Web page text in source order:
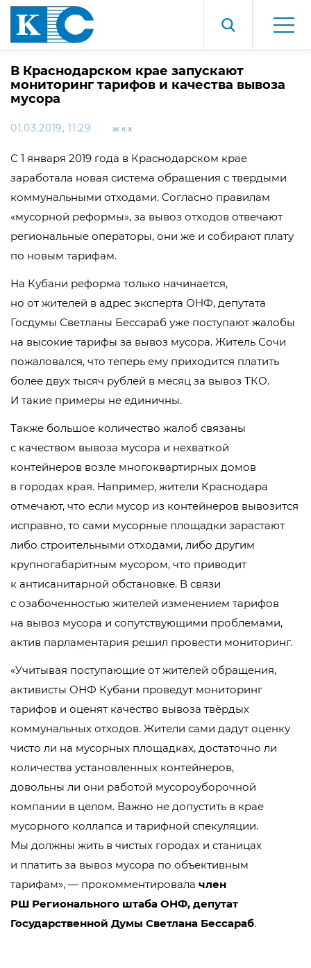
В Краснодарском крае запускают
мониторинг тарифов и качества вывоза
мусора
01.03.2019, 11:29 ЖКХ
С 1 января 2019 года в Краснодарском крае
заработала новая система обращения с твердыми
коммунальными отходами. Согласно правилам
«мусорной реформы», за вывоз отходов отвечают
региональные операторы, они же и собирают плату
по новым тарифам.
На Кубани реформа только начинается,
но от жителей в адрес эксперта ОНФ, депутата
Госдумы Светланы Бессараб уже поступают жалобы
на высокие тарифы за вывоз мусора. Житель Сочи
пожаловался, что теперь ему приходится платить
более двух тысяч рублей в месяц за вывоз ТКО.
И такие примеры не единичны.
Также большое количество жалоб связаны
с качеством вывоза мусора и нехваткой
контейнеров возле многоквартирных домов
в городах края. Например, жители Краснодара
отмечают, что если мусор из контейнеров вывозится
исправно, то сами мусорные площадки зарастают
либо строительными отходами, либо другим
крупногабаритным мусором, что приводит
к антисанитарной обстановке. В связи
с озабоченностью жителей изменением тарифов
на вывоз мусора и сопутствующими проблемами,
актив парламентария решил провести мониторинг.
«Учитывая поступающие от жителей обращения,
активисты ОНФ Кубани проведут мониторинг
тарифов и оценят качество вывоза твёрдых
коммунальных отходов. Жители сами дадут оценку
чисто ли на мусорных площадках, достаточно ли
количества установленных контейнеров,
довольны ли они работой мусороуборочной
компании в целом. Важно не допустить в крае
мусорного коллапса и тарифной спекуляции.
Мы должны жить в чистых городах и станицах
и платить за вывоз мусора по объективным
тарифам», — прокомментировала член
РШ Регионального штаба ОНФ, депутат
Государственной Думы Светлана Бессараб.